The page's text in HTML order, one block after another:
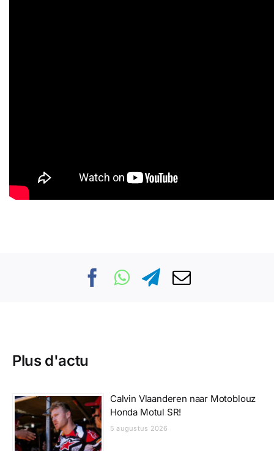
Plus d'actu
Calvin Vlaanderen naar Motoblouz
Honda Motul SR!
5 augustus 2026